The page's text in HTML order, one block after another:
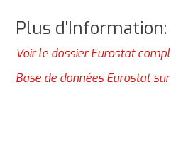
Plus d'Information:
Voir le dossier Eurostat
Base de données Eurostat